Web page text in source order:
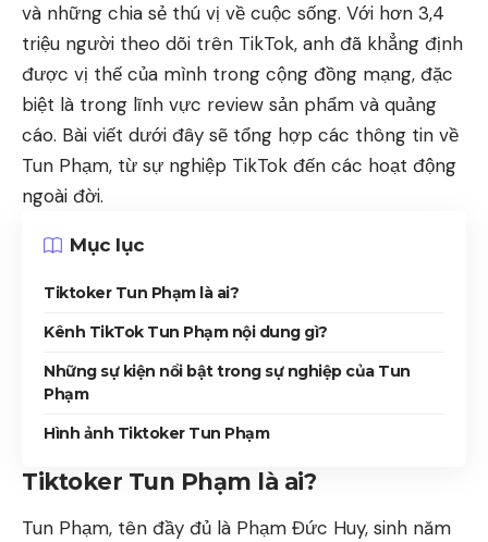
và những chia sẻ thú vị về cuộc sống. Với hơn 3,4
triệu người theo dõi trên TikTok, anh đã khẳng định
được vị thế của mình trong cộng đồng mạng, đặc
biệt là trong lĩnh vực review sản phẩm và quảng
cáo. Bài viết dưới đây sẽ tổng hợp các thông tin về
Tun Phạm, từ sự nghiệp TikTok đến các hoạt động
ngoài đời.
Mục lục
Tiktoker Tun Phạm là ai?
Kênh TikTok Tun Phạm nội dung gì?
Những sự kiện nổi bật trong sự nghiệp của Tun
Phạm
Hình ảnh Tiktoker Tun Phạm
Tiktoker Tun Phạm là ai?
Tun Phạm, tên đầy đủ là Phạm Đức Huy, sinh năm